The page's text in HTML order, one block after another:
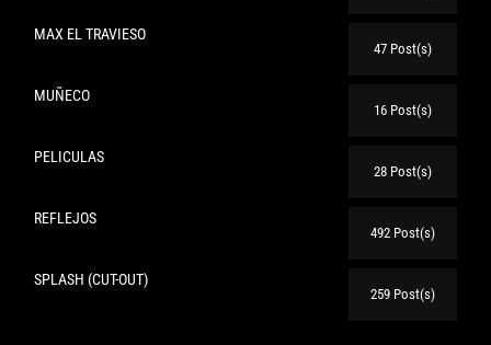
MAX EL TRAVIESO
47 Post(s)
MUÑECO
16 Post(s)
PELICULAS
28 Post(s)
REFLEJOS
492 Post(s)
SPLASH (CUT-OUT)
259 Post(s)